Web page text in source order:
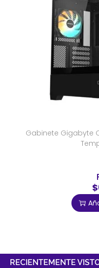
Gabinete Gigabyte
RECIENTEMENTE